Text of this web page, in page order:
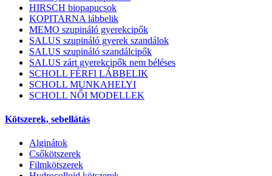
HIRSCH biopapucsok
KOPITARNA lábbelik
MEMO szupináló gyerekcipők
SALUS szupináló gyerek szandálok
SALUS szupináló szandálcipők
SALUS zárt gyerekcipők nem béléses
SCHOLL FÉRFI LÁBBELIK
SCHOLL MUNKAHELYI
SCHOLL NŐI MODELLEK
Kötszerek, sebellátás
Alginátok
Csőkötszerek
Filmkötszerek